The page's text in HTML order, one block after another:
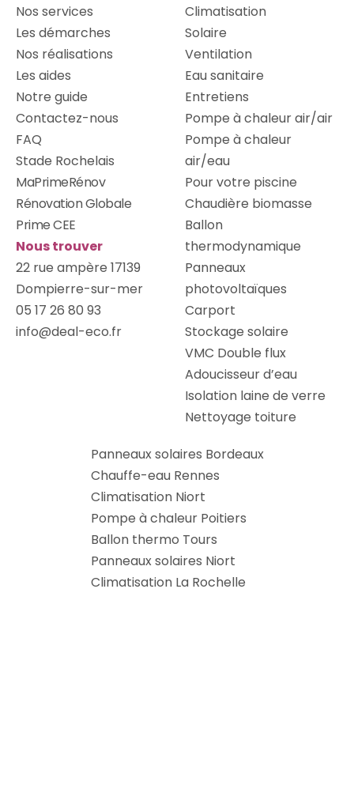
Nos services
Les démarches
Nos réalisations
Les aides
Notre guide
Contactez-nous
FAQ
Stade Rochelais
MaPrimeRénov
Rénovation Globale
Prime CEE
Nous trouver
22 rue ampère 17139
Dompierre-sur-mer
05 17 26 80 93
info@deal-eco.fr
Climatisation
Solaire
Ventilation
Eau sanitaire
Entretiens
Pompe à chaleur air/air
Pompe à chaleur
air/eau
Pour votre piscine
Chaudière biomasse
Ballon
thermodynamique
Panneaux
photovoltaïques
Carport
Stockage solaire
VMC Double flux
Adoucisseur d’eau
Isolation laine de verre
Nettoyage toiture
Panneaux solaires Bordeaux
Chauffe-eau Rennes
Climatisation Niort
Pompe à chaleur Poitiers
Ballon thermo Tours
Panneaux solaires Niort
Climatisation La Rochelle